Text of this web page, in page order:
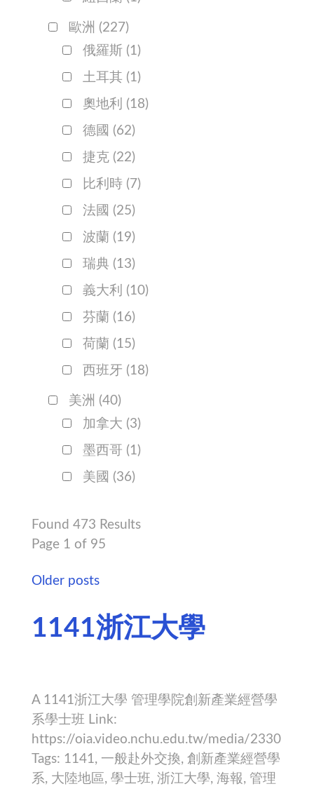
歐洲 (227)
俄羅斯 (1)
土耳其 (1)
奧地利 (18)
德國 (62)
捷克 (22)
比利時 (7)
法國 (25)
波蘭 (19)
瑞典 (13)
義大利 (10)
芬蘭 (16)
荷蘭 (15)
西班牙 (18)
美洲 (40)
加拿大 (3)
墨西哥 (1)
美國 (36)
Found 473 Results
Page 1 of 95
Older posts
1141浙江大學
A 1141浙江大學 管理學院創新產業經營學
系學士班 Link:
https://oia.video.nchu.edu.tw/media/2330
Tags: 1141, 一般赴外交換, 創新產業經營學
系, 大陸地區, 學士班, 浙江大學, 海報, 管理